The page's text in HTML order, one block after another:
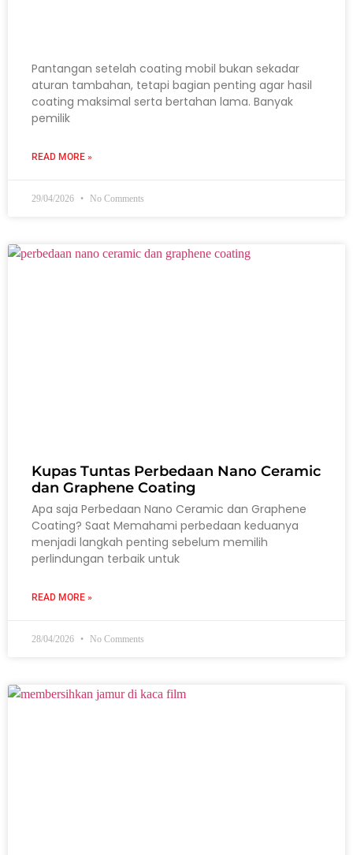
Pantangan setelah coating mobil bukan sekadar
aturan tambahan, tetapi bagian penting agar hasil
coating maksimal serta bertahan lama. Banyak
pemilik
READ MORE »
29/04/2026 No Comments
Kupas Tuntas Perbedaan Nano Ceramic
dan Graphene Coating
Apa saja Perbedaan Nano Ceramic dan Graphene
Coating? Saat Memahami perbedaan keduanya
menjadi langkah penting sebelum memilih
perlindungan terbaik untuk
READ MORE »
28/04/2026 No Comments